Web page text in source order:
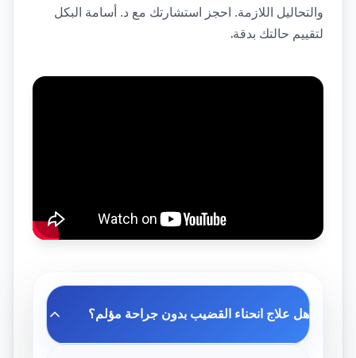
لتقييم حالتك بدقة.
هل علاج انحناء القضيب بدون جراحة مؤلم؟